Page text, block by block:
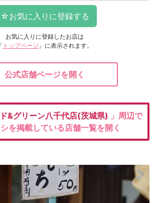
お気に入りに登録したお店は
「 トップページ 」に表示されます。
公式店舗ページを開く
&グリーン八千代店(茨城県)
」周辺で
を掲載している店舗一覧を開く